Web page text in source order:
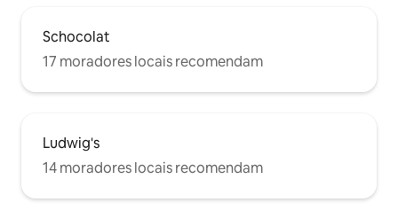
Schocolat
17 moradores locais recomendam
Ludwig's
14 moradores locais recomendam